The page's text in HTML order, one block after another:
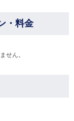
・料金
せん。